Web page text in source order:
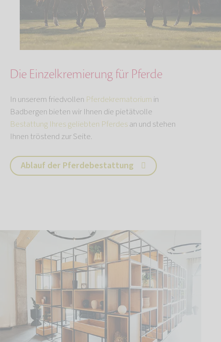
Die Einzelkremierung für Pferde
In unserem friedvollen Pferdekrematorium in
Badbergen bieten wir Ihnen die pietätvolle
Bestattung Ihres geliebten Pferdesan und stehen
Ihnen tröstend zur Seite.
Ablauf der Pferdebestattung